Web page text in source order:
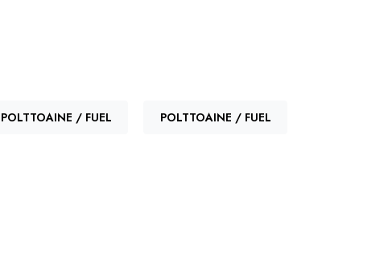
/ FUEL POLTTOAINE / FUEL